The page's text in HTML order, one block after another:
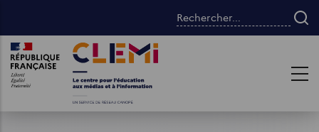
contenu
principal
Rechercher...
Images Images